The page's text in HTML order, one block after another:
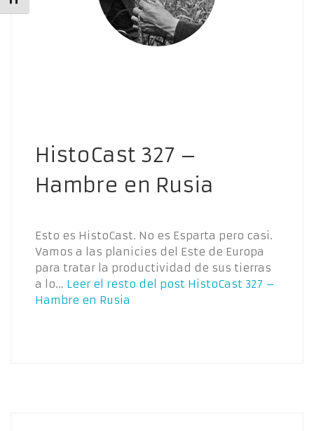
HistoCast 327 –
Hambre en Rusia
Esto es HistoCast. No es Esparta pero casi.
Vamos a las planicies del Este de Europa
para tratar la productividad de sus tierras
a lo… Leer el resto del post HistoCast 327 –
Hambre en Rusia